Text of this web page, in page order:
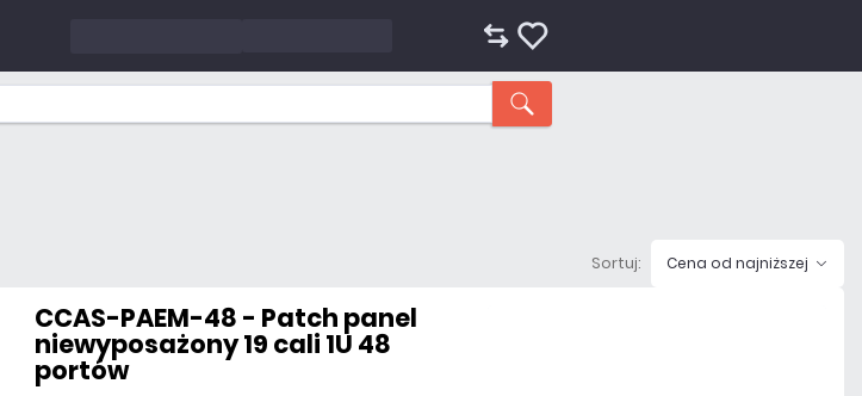
Sortuj: Cena od najniższej
CCAS-PAEM-48 - Patch panel
niewyposażony 19 cali 1U 48
portów